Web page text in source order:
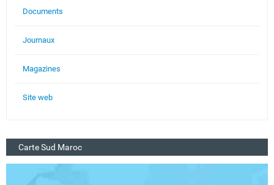
Documents
Journaux
Magazines
Site web
Carte Sud Maroc